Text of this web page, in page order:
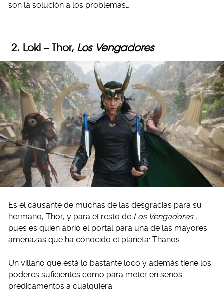
son la solución a los problemas…
2. Loki – Thor, Los Vengadores
Es el causante de muchas de las desgracias para su
hermano, Thor, y para el resto de Los Vengadores ,
pues es quien abrió el portal para una de las mayores
amenazas que ha conocido el planeta: Thanos.
Un villano que está lo bastante loco y además tiene los
poderes suficientes como para meter en serios
predicamentos a cualquiera.